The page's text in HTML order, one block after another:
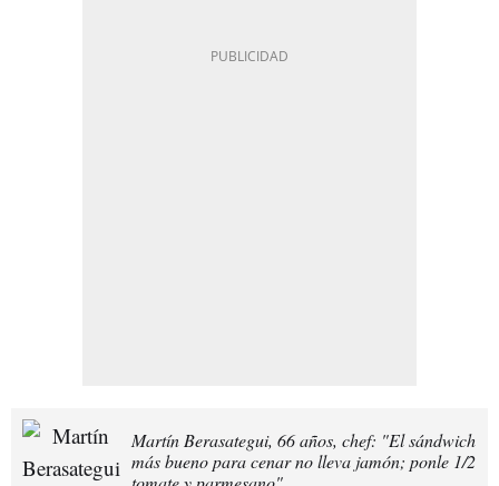
Martín Berasategui, 66 años, chef: "El sándwich
más bueno para cenar no lleva jamón; ponle 1/2